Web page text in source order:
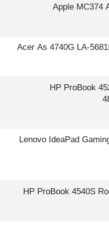
Apple MC374
Acer As 4740G LA-
HP ProBook
Lenovo IdeaPad
HP ProBook 4540S